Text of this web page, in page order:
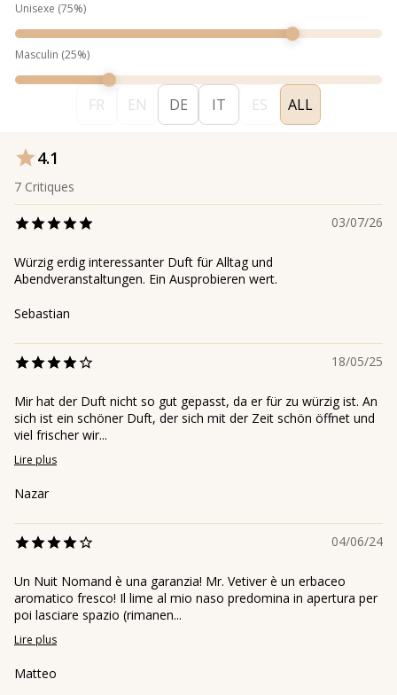
Unisexe (75%)
Masculin (25%)
FR EN DE IT ES ALL
4.1
7 Critiques
03/07/26
Würzig erdig interessanter Duft für Alltag und
Abendveranstaltungen. Ein Ausprobieren wert.
Sebastian
18/05/25
Mir hat der Duft nicht so gut gepasst, da er für zu würzig ist. An
sich ist ein schöner Duft, der sich mit der Zeit schön öffnet und
viel frischer wir...
Lire plus
Nazar
04/06/24
Un Nuit Nomand è una garanzia! Mr. Vetiver è un erbaceo
aromatico fresco! Il lime al mio naso predomina in apertura per
poi lasciare spazio (rimanen...
Lire plus
Matteo